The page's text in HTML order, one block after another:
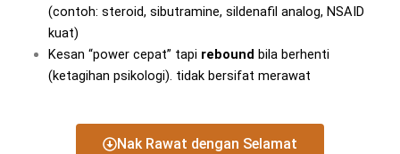
(contoh: steroid, sibutramine, sildenafil analog, NSAID
kuat)
Kesan “power cepat” tapi rebound bila berhenti
(ketagihan psikologi). tidak bersifat merawat
Nak Rawat dengan Selamat